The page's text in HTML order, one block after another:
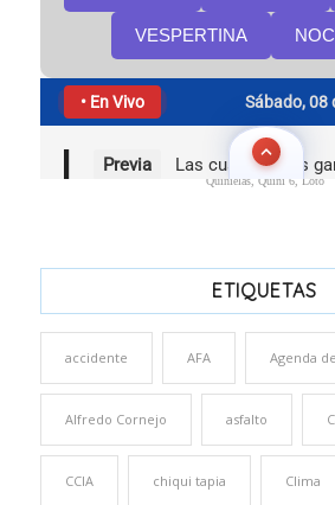
Quinielas, Quini 6, Loto
ETIQUETAS
accidente AFA Agenda
Alfredo Cornejo asfalto
CCIA chiqui tapia Clima